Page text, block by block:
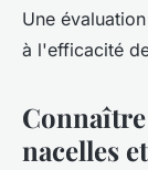
Une
à l'efficacité
nacelles